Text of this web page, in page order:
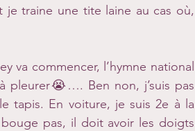
je traine une tite laine au cas où,
va commencer, l’hymne national
pleurer😭…. Ben non, j’suis pas
tapis. En voiture, je suis 2e à la
pas, il doit avoir les doigts